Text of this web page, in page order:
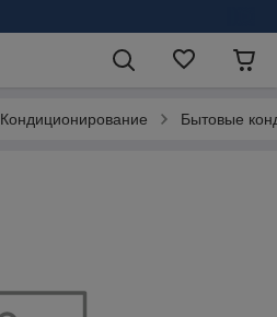
Кондиционирование Бытовые